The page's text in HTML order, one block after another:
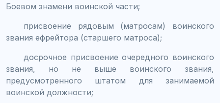
Боевом знамени воинской части;
присвоение рядовым (матросам) воинского
звания ефрейтора (старшего матроса);
досрочное присвоение очередного воинского
звания, но не выше воинского звания,
предусмотренного штатом для занимаемой
воинской должности;